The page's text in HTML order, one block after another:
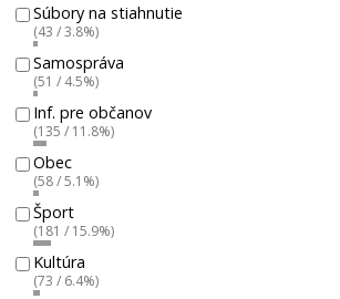
Súbory na stiahnutie
(43 / 3.8%)
Samospráva
(51 / 4.5%)
Inf. pre občanov
(135 / 11.8%)
Obec
(58 / 5.1%)
Šport
(181 / 15.9%)
Kultúra
(73 / 6.4%)